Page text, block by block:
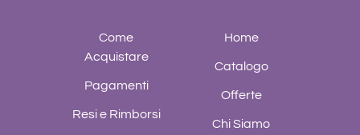
Come
Acquistare
Pagamenti
Resi e Rimborsi
Home
Catalogo
Offerte
Chi Siamo